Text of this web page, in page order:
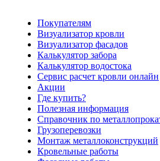
Покупателям
Визуализатор кровли
Визуализатор фасадов
Калькулятор забора
Калькулятор водостока
Сервис расчет кровли онлайн
Акции
Где купить?
Полезная информация
Справочник по
Грузоперевозки
Монтаж металлоконструкций
Кровельные работы